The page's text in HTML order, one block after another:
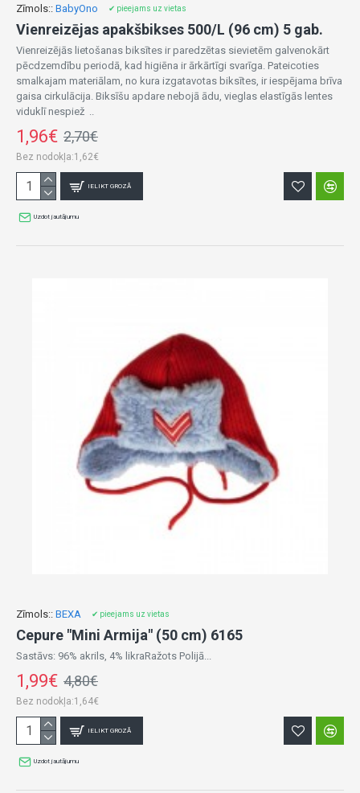
Zīmols:: BabyOno ✔ pieejams uz vietas
Vienreizējas apakšbikses 500/L (96 cm) 5 gab.
Vienreizējās lietošanas biksītes ir paredzētas sievietēm galvenokārt
pēcdzemdību periodā, kad higiēna ir ārkārtīgi svarīga. Pateicoties
smalkajam materiālam, no kura izgatavotas biksītes, ir iespējama brīva
gaisa cirkulācija. Biksīšu apdare nebojā ādu, vieglas elastīgās lentes
viduklī nespiež ..
1,96€ 2,70€
Bez nodokļa:1,62€
IELIKT GROZĀ
Uzdot jautājumu
Zīmols:: BEXA ✔ pieejams uz vietas
Cepure "Mini Armija" (50 cm) 6165
Sastāvs: 96% akrils, 4% likraRažots Polijā...
1,99€ 4,80€
Bez nodokļa:1,64€
IELIKT GROZĀ
Uzdot jautājumu